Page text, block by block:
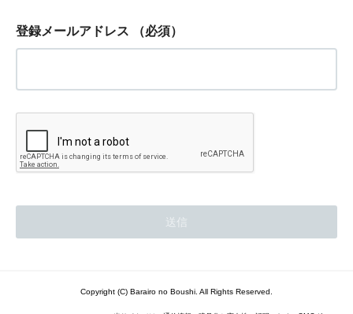
登録メールアドレス （必須）
Copyright (C) Barairo no Boushi. All Rights Reserved.